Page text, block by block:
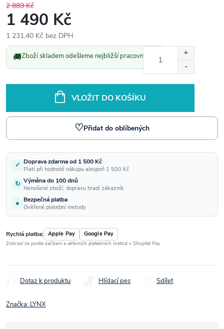
2 889 Kč
1 490 Kč
1 231,40 Kč bez DPH
Měrná
cena:
🚚Zboží skladem odešleme nejbližší pracovní den.
VLOŽIT DO KOŠÍKU
♡Přidat do oblíbených
✓ Doprava zdarma od 1 500 Kč
Platí při hodnotě nákupu alespoň 1 500 Kč
↻ Výměna do 100 dnů
Nenošené zboží; dopravu hradí zákazník
● Bezpečná platba
Ověřené platební metody
Rychlá platba: Apple Pay Google Pay
Zobrazí se podle zařízení a aktivních platebních metod v Shoptet Pay.
Dotaz k produktu Hlídací pes Sdílet
Značka: LYNX